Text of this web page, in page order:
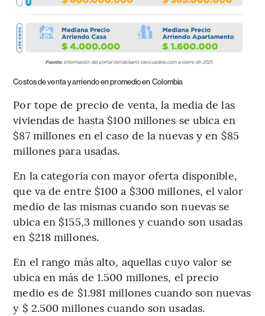
Costos de venta y arriendo en promedio en Colombia
Por tope de precio de venta, la media de las
viviendas de hasta $100 millones se ubica en
$87 millones en el caso de la nuevas y en $85
millones para usadas.
En la categoría con mayor oferta disponible,
que va de entre $100 a $300 millones, el valor
medio de las mismas cuando son nuevas se
ubica en $155,3 millones y cuando son usadas
en $218 millones.
En el rango más alto, aquellas cuyo valor se
ubica en más de 1.500 millones, el precio
medio es de $1.981 millones cuando son nuevas
y $ 2.500 millones cuando son usadas.